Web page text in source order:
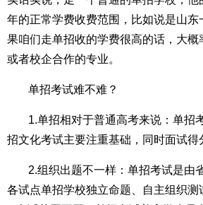
年的正常学费收费范围，比如说是山东
果咱们走单招收的学费很高的话，大概
或者校企合作的专业。
单招考试难不难？
1.单招相对于普通高考来说：单招
招文化考试主要注重基础，同时面试得
2.组织出题不一样：单招考试是由
各试点单招学校独立命题、自主组织测